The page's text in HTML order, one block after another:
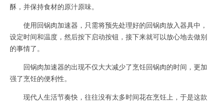
酥，并保持食材的原汁原味。
使用回锅肉加速器，只需将预先处理好的回锅肉放入器具中，
设定时间和温度，然后按下启动按钮，接下来就可以放心地去做别
的事情了。
回锅肉加速器的出现不仅大大减少了烹饪回锅肉的时间，更加
强了烹饪的便利性。
现代人生活节奏快，往往没有太多时间花在烹饪上，于是这款